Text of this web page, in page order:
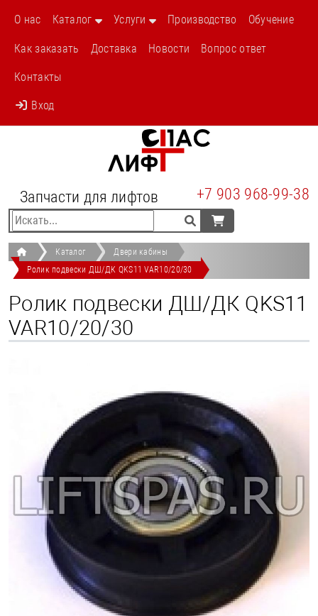
var102030.html
О нас Каталог Услуги Производство Обучение
Как заказать Доставка Новости Вопрос ответ
Контакты
Вход
Запчасти для лифтов +7 903 968-99-38
Каталог
Двери кабины
Ролик подвески ДШ/ДК QKS11 VAR10/20/30
Ролик подвески ДШ/ДК QKS11
VAR10/20/30